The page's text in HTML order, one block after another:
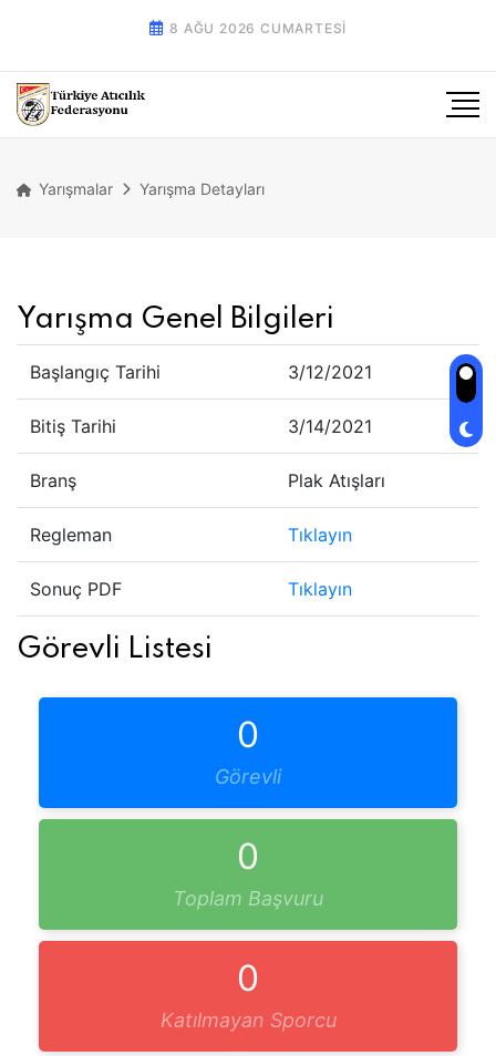
8 AĞU 2026 CUMARTESI
Yarışmalar Yarışma Detayları
Yarışma Genel Bilgileri
Başlangıç Tarihi 3/12/2021
Bitiş Tarihi 3/14/2021
Branş Plak Atışları
Regleman Tıklayın
Sonuç PDF Tıklayın
Görevli Listesi
0
Görevli
0
Toplam Başvuru
0
Katılmayan Sporcu